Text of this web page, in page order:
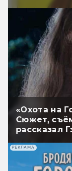
«Охота на
Сюжет,
рассказал
РЕКЛАМА